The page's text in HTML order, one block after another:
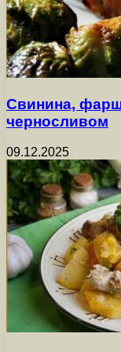
Свинина,
черносливом
09.12.2025